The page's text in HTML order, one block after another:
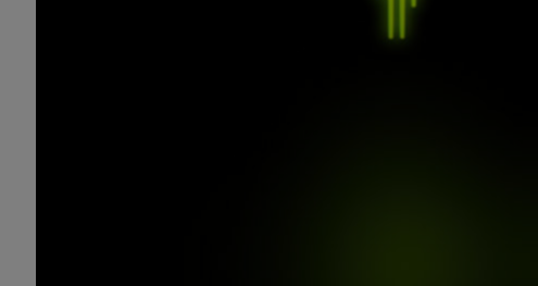
最新版的 NVIDIA Riva 语音 AI 软件开发套件提